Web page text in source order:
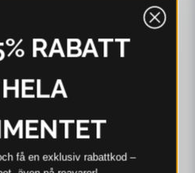
I webblager - 4-8 dagar
RABATT
få en exklusiv rabattkod –